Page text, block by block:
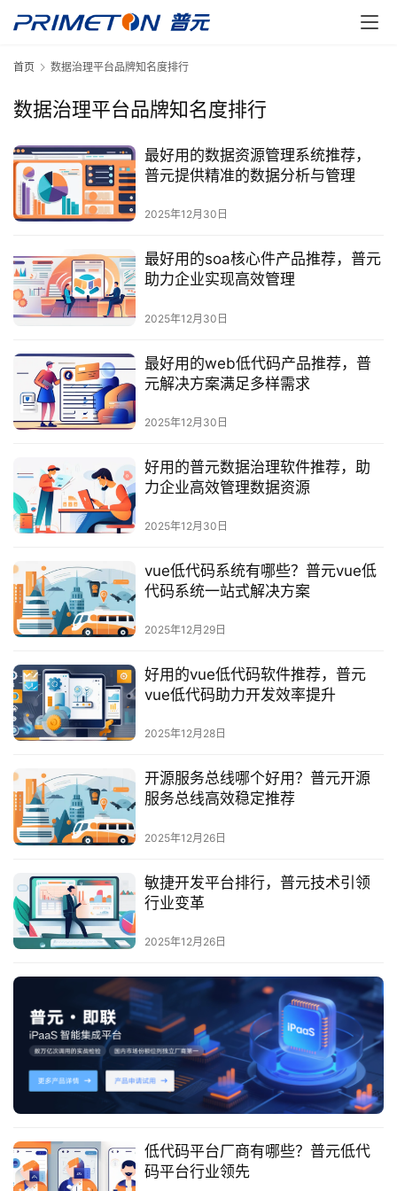
最
新
产
品
决
方
案
生
态
与
合
服
务
与
持
了
普
联
系
我
们
首页 数据治理平台品牌知名度排行
数据治理平台品牌知名度排行
最好用的数据资源管理系统推荐，
普元提供精准的数据分析与管理
2025年12月30日
最好用的soa核心件产品推荐，普元
助力企业实现高效管理
2025年12月30日
最好用的web低代码产品推荐，普
元解决方案满足多样需求
2025年12月30日
好用的普元数据治理软件推荐，助
力企业高效管理数据资源
2025年12月30日
vue低代码系统有哪些？普元vue低
代码系统一站式解决方案
2025年12月29日
好用的vue低代码软件推荐，普元
vue低代码助力开发效率提升
2025年12月28日
开源服务总线哪个好用？普元开源
服务总线高效稳定推荐
2025年12月26日
敏捷开发平台排行，普元技术引领
行业变革
2025年12月26日
低代码平台厂商有哪些？普元低代
码平台行业领先